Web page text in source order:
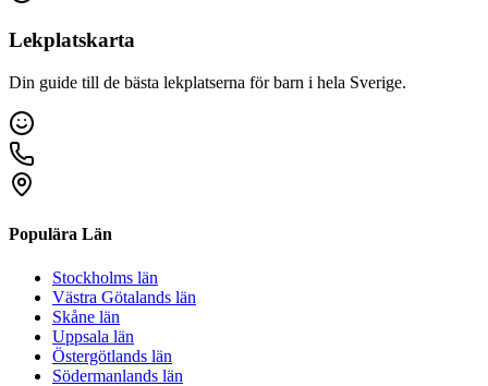
Lekplatskarta
Din guide till de bästa lekplatserna för barn i hela Sverige.
Populära Län
Stockholms län
Västra Götalands län
Skåne län
Uppsala län
Östergötlands län
Södermanlands län